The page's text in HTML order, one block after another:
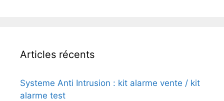
Articles récents
Systeme Anti Intrusion : kit alarme vente / kit
alarme test